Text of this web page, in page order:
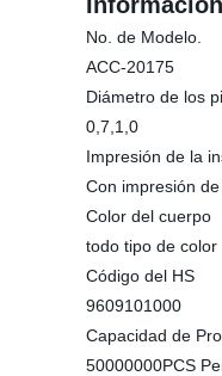
No. de Modelo.
ACC-20175
Diámetro de los
0,7,1,0
Impresión de la
Con impresión
Color del cuerpo
todo tipo de color
Código del HS
9609101000
Capacidad de
50000000PCS